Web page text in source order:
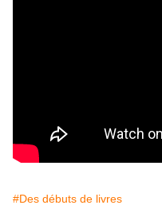
#Des débuts de livres